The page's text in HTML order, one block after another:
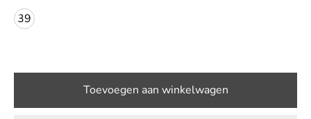
39
Toevoegen aan winkelwagen